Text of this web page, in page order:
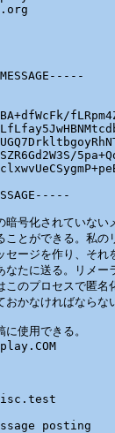
暗号化されていない
ことができる。私の
セージを作り、それ
なたに送る。リメー
このプロセスで匿名
かなければならな
使用できる。
posting